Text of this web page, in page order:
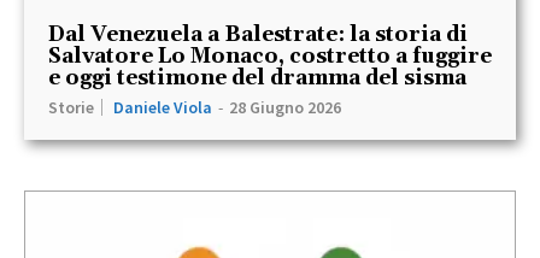
Dal Venezuela a Balestrate: la storia di
Salvatore Lo Monaco, costretto a fuggire
e oggi testimone del dramma del sisma
Storie Daniele Viola - 28 Giugno 2026